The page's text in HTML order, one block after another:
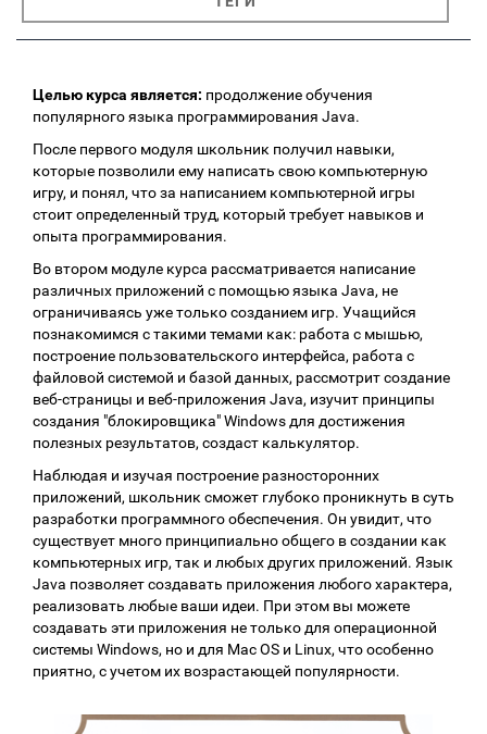
Целью курса является: продолжение обучения
популярного языка программирования Java.
После первого модуля школьник получил навыки,
которые позволили ему написать свою компьютерную
игру, и понял, что за написанием компьютерной игры
стоит определенный труд, который требует навыков и
опыта программирования.
Во втором модуле курса рассматривается написание
различных приложений с помощью языка Java, не
ограничиваясь уже только созданием игр. Учащийся
познакомимся с такими темами как: работа с мышью,
построение пользовательского интерфейса, работа с
файловой системой и базой данных, рассмотрит создание
веб-страницы и веб-приложения Java, изучит принципы
создания "блокировщика" Windows для достижения
полезных результатов, создаст калькулятор.
Наблюдая и изучая построение разносторонних
приложений, школьник сможет глубоко проникнуть в суть
разработки программного обеспечения. Он увидит, что
существует много принципиально общего в создании как
компьютерных игр, так и любых других приложений. Язык
Java позволяет создавать приложения любого характера,
реализовать любые ваши идеи. При этом вы можете
создавать эти приложения не только для операционной
системы Windows, но и для Mac OS и Linux, что особенно
приятно, с учетом их возрастающей популярности.